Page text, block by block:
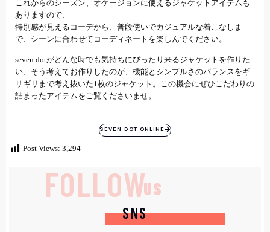
これからのシーズン、オケージョンに使えるジャケットアイテムも
ありますので、
特別感が見えるコーデから、普段使いでカジュアルな着こなしま
で、シーンに合わせてコーディネートを楽しんでください。
seven dotがどんな時でも気持ちにぴったり来るジャケットを作りた
い、そう考えてお作りしたのが、機能とシンプルさのバランスをギ
リギリまで考え抜いた1枚のジャケット。この機会にぜひこだわりの
詰まったアイテムをご覧くださいませ。
SEVEN DOT ONLINE
Post Views: 3,294
FOLLOWUS
SNS